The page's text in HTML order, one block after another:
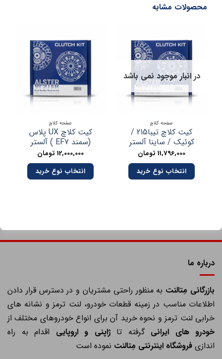
محصولات مشابه
در انبار موجود نمی باشد
صفحه کلاچ
کیت کلاچ تیبا215 /
کوئیک / ساینا آلستر
11,796,000تومان
انتخاب نوع خرید
صفحه کلاچ
کیت کلاچ UX پلاس
(سمند EF7 ) آلستر
12,000,000تومان
انتخاب نوع خرید
درباره ما
بازرگانی مِتالنتبه منظور راحتی مشتریان و در دسترس قرار دادن
اطلاعات مناسب در زمینه قطعات خودرو، لنت ترمز و نشانه های
خرابی لنت ترمز و نحوه خرید آن برای انواع خودروهای مختلف از
خودرو های ایرانیگرفته تاژاپنی و اروپاییاقدام به راه
اندازیفروشگاه اینترنتی مِتالنتنموده است